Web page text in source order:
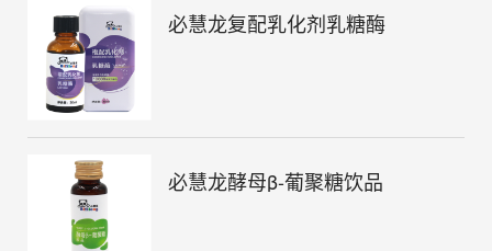
必慧龙复配乳化剂乳糖酶
必慧龙酵母β-葡聚糖饮品